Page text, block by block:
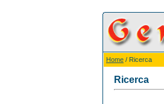
Home / Ricerca
Ricerca